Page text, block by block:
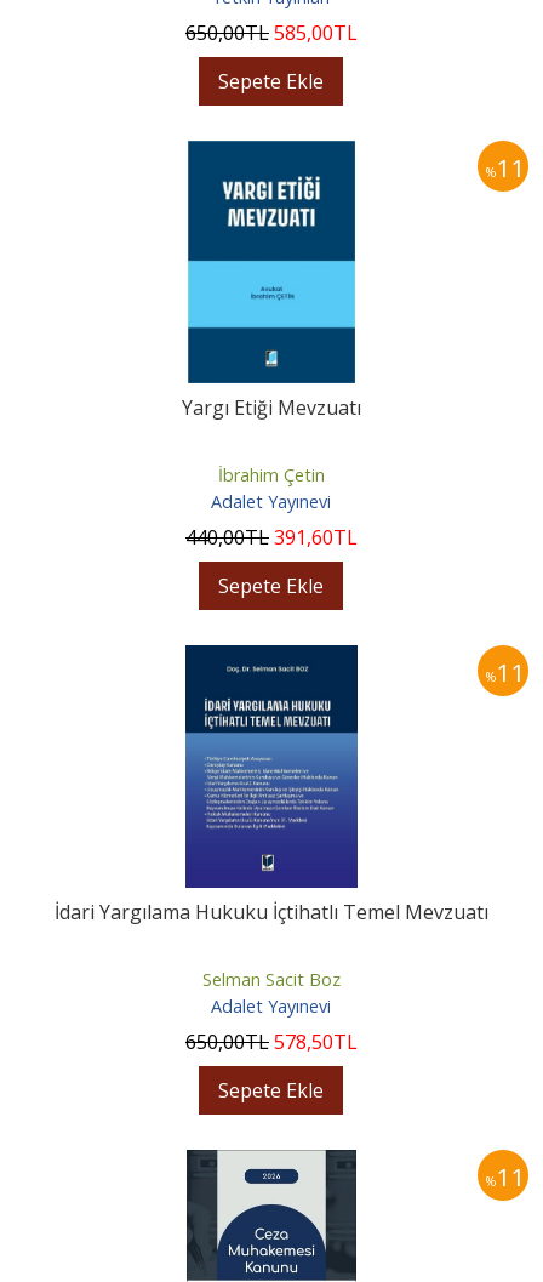
650,00TL585,00TL
Sepete Ekle
%11
Yargı Etiği Mevzuatı
İbrahim Çetin
Adalet Yayınevi
440,00TL391,60TL
Sepete Ekle
%11
İdari Yargılama Hukuku İçtihatlı Temel Mevzuatı
Selman Sacit Boz
Adalet Yayınevi
650,00TL578,50TL
Sepete Ekle
%11